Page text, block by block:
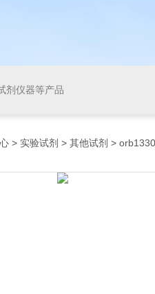
剂仪器等产品
> 实验试剂 > 其他试剂 >